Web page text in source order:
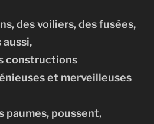
des voiliers, des fusées,
aussi,
constructions
et merveilleuses
paumes, poussent,